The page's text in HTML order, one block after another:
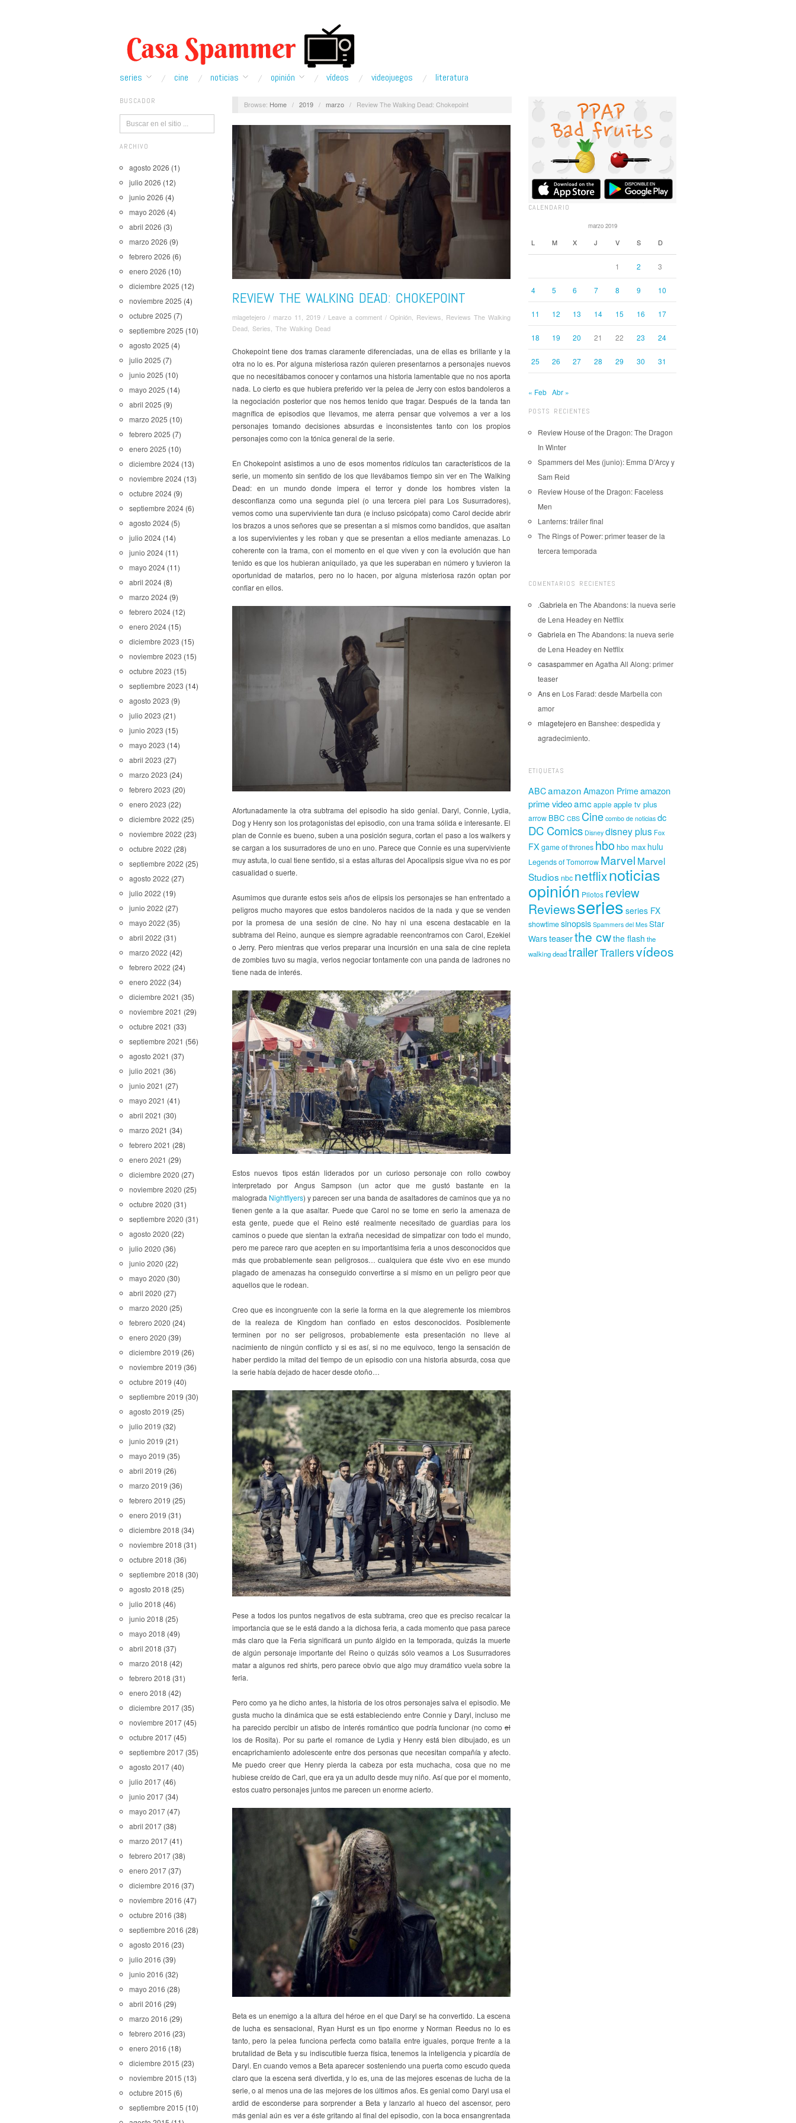
series cine noticias opinión ví­deos videojuegos literatura
BUSCADOR
ARCHIVO
agosto 2026 (1)
julio 2026 (12)
junio 2026 (4)
mayo 2026 (4)
abril 2026 (3)
marzo 2026 (9)
febrero 2026 (6)
enero 2026 (10)
diciembre 2025 (12)
noviembre 2025 (4)
octubre 2025 (7)
septiembre 2025 (10)
agosto 2025 (4)
julio 2025 (7)
junio 2025 (10)
mayo 2025 (14)
abril 2025 (9)
marzo 2025 (10)
febrero 2025 (7)
enero 2025 (10)
diciembre 2024 (13)
noviembre 2024 (13)
octubre 2024 (9)
septiembre 2024 (6)
agosto 2024 (5)
julio 2024 (14)
junio 2024 (11)
mayo 2024 (11)
abril 2024 (8)
marzo 2024 (9)
febrero 2024 (12)
enero 2024 (15)
diciembre 2023 (15)
noviembre 2023 (15)
octubre 2023 (15)
septiembre 2023 (14)
agosto 2023 (9)
julio 2023 (21)
junio 2023 (15)
mayo 2023 (14)
abril 2023 (27)
marzo 2023 (24)
febrero 2023 (20)
enero 2023 (22)
diciembre 2022 (25)
noviembre 2022 (23)
octubre 2022 (28)
septiembre 2022 (25)
agosto 2022 (27)
julio 2022 (19)
junio 2022 (27)
mayo 2022 (35)
abril 2022 (31)
marzo 2022 (42)
febrero 2022 (24)
enero 2022 (34)
diciembre 2021 (35)
noviembre 2021 (29)
octubre 2021 (33)
septiembre 2021 (56)
agosto 2021 (37)
julio 2021 (36)
junio 2021 (27)
mayo 2021 (41)
abril 2021 (30)
marzo 2021 (34)
febrero 2021 (28)
enero 2021 (29)
diciembre 2020 (27)
noviembre 2020 (25)
octubre 2020 (31)
septiembre 2020 (31)
agosto 2020 (22)
julio 2020 (36)
junio 2020 (22)
mayo 2020 (30)
abril 2020 (27)
marzo 2020 (25)
febrero 2020 (24)
enero 2020 (39)
diciembre 2019 (26)
noviembre 2019 (36)
octubre 2019 (40)
septiembre 2019 (30)
agosto 2019 (25)
julio 2019 (32)
junio 2019 (21)
mayo 2019 (35)
abril 2019 (26)
marzo 2019 (36)
febrero 2019 (25)
enero 2019 (31)
diciembre 2018 (34)
noviembre 2018 (31)
octubre 2018 (36)
septiembre 2018 (30)
agosto 2018 (25)
julio 2018 (46)
junio 2018 (25)
mayo 2018 (49)
abril 2018 (37)
marzo 2018 (42)
febrero 2018 (31)
enero 2018 (42)
diciembre 2017 (35)
noviembre 2017 (45)
octubre 2017 (45)
septiembre 2017 (35)
agosto 2017 (40)
julio 2017 (46)
junio 2017 (34)
mayo 2017 (47)
abril 2017 (38)
marzo 2017 (41)
febrero 2017 (38)
enero 2017 (37)
diciembre 2016 (37)
noviembre 2016 (47)
octubre 2016 (38)
septiembre 2016 (28)
agosto 2016 (23)
julio 2016 (39)
junio 2016 (32)
mayo 2016 (28)
abril 2016 (29)
marzo 2016 (29)
febrero 2016 (23)
enero 2016 (18)
diciembre 2015 (23)
noviembre 2015 (13)
octubre 2015 (6)
septiembre 2015 (10)
Browse: Home / 2019 / marzo / Review The Walking Dead: Chokepoint
REVIEW THE WALKING DEAD: CHOKEPOINT
mlagetejero / marzo 11, 2019 / Leave a comment / Opinión Reviews
Reviews The Walking
Dead Series The Walking Dead
Chokepoint tiene dos tramas claramente diferenciadas, una de ellas es brillante y la
otra no lo es. Por alguna misteriosa razón quieren presentarnos a personajes nuevos
que no necesitábamos conocer y contarnos una historia lamentable que no nos aporta
nada. Lo cierto es que hubiera preferido ver la pelea de Jerry con estos bandoleros a
la negociación posterior que nos hemos tenido que tragar. Después de la tanda tan
magnífica de episodios que llevamos, me aterra pensar que volvemos a ver a los
personajes tomando decisiones absurdas e inconsistentes tanto con los propios
personajes como con la tónica general de la serie.
En Chokepoint asistimos a uno de esos momentos ridículos tan característicos de la
serie, un momento sin sentido de los que llevábamos tiempo sin ver en The Walking
Dead: en un mundo donde impera el terror y donde los hombres visten la
desconfianza como una segunda piel (o una tercera piel para Los Susurradores),
vemos como una superviviente tan dura (e incluso psicópata) como Carol decide abrir
los brazos a unos señores que se presentan a si mismos como bandidos, que asaltan
a los supervivientes y les roban y que se presentan a ellos mediante amenazas. Lo
coherente con la trama, con el momento en el que viven y con la evolución que han
tenido es que los hubieran aniquilado, ya que les superaban en número y tuvieron la
oportunidad de matarlos, pero no lo hacen, por alguna misteriosa razón optan por
confiar en ellos.
Afortunadamente la otra subtrama del episodio ha sido genial. Daryl, Connie, Lydia,
Dog y Henry son los protagonistas del episodio, con una trama sólida e interesante. El
plan de Connie es bueno, suben a una posición segura, cortan el paso a los walkers y
se cargan a los susurradores de uno en uno. Parece que Connie es una superviviente
muy astuta, lo cual tiene sentido, si a estas alturas del Apocalipsis sigue viva no es por
casualidad o suerte.
Asumimos que durante estos seis años de elipsis los personajes se han enfrentado a
peligros mucho mayores que estos bandoleros nacidos de la nada y que se venden
por la promesa de una sesión de cine. No hay ni una escena destacable en la
subtrama del Reino, aunque es siempre agradable reencontrarnos con Carol, Ezekiel
o Jerry. Pero mientras que verlos preparar una incursión en una sala de cine repleta
de zombies tuvo su magia, verlos negociar tontamente con una panda de ladrones no
tiene nada de interés.
Estos nuevos tipos están liderados por un curioso personaje con rollo cowboy
interpretado por Angus Sampson (un actor que me gustó bastante en la
malograda Nightflyers) y parecen ser una banda de asaltadores de caminos que ya no
tienen gente a la que asaltar. Puede que Carol no se tome en serio la amenaza de
esta gente, puede que el Reino esté realmente necesitado de guardias para los
caminos o puede que sientan la extraña necesidad de simpatizar con todo el mundo,
pero me parece raro que acepten en su importantísima feria a unos desconocidos que
más que probablemente sean peligrosos… cualquiera que éste vivo en ese mundo
plagado de amenazas ha conseguido convertirse a si mismo en un peligro peor que
aquellos que le rodean.
Creo que es incongruente con la serie la forma en la que alegremente los miembros
de la realeza de Kingdom han confiado en estos desconocidos. Posiblemente
terminen por no ser peligrosos, probablemente esta presentación no lleve al
nacimiento de ningún conflicto y si es así, si no me equivoco, tengo la sensación de
haber perdido la mitad del tiempo de un episodio con una historia absurda, cosa que
la serie había dejado de hacer desde otoño…
Pese a todos los puntos negativos de esta subtrama, creo que es preciso recalcar la
importancia que se le está dando a la dichosa feria, a cada momento que pasa parece
más claro que la Feria significará un punto álgido en la temporada, quizás la muerte
de algún personaje importante del Reino o quizás sólo veamos a Los Susurradores
matar a algunos red shirts, pero parece obvio que algo muy dramático vuela sobre la
feria.
Pero como ya he dicho antes, la historia de los otros personajes salva el episodio. Me
gusta mucho la dinámica que se está estableciendo entre Connie y Daryl, incluso me
ha parecido percibir un atisbo de interés romántico que podría funcionar (no como el
los de Rosita). Por su parte el romance de Lydia y Henry está bien dibujado, es un
encaprichamiento adolescente entre dos personas que necesitan compañía y afecto.
Me puedo creer que Henry pierda la cabeza por esta muchacha, cosa que no me
hubiese creído de Carl, que era ya un adulto desde muy niño. Así que por el momento,
estos cuatro personajes juntos me parecen un enorme acierto.
Beta es un enemigo a la altura del héroe en el que Daryl se ha convertido. La escena
de lucha es sensacional, Ryan Hurst es un tipo enorme y Norman Reedus no lo es
tanto, pero la pelea funciona perfecta como batalla entre iguales, porque frente a la
brutalidad de Beta y su indiscutible fuerza física, tenemos la inteligencia y picardía de
Daryl. En cuando vemos a Beta aparecer sosteniendo una puerta como escudo queda
claro que la escena será divertida, y lo es, una de las mejores escenas de lucha de la
serie, o al menos una de las mejores de los últimos años. Es genial como Daryl usa el
ardid de esconderse para sorprender a Beta y lanzarlo al hueco del ascensor, pero
más genial aún es ver a éste gritando al final del episodio, con la boca ensangrentada
CALENDARIO
marzo 2019
L M X J V S D
1 2 3
4 5 6 7 8 9 10
11 12 13 14 15 16 17
18 19 20 21 22 23 24
25 26 27 28 29 30 31
« Feb Abr »
POSTS RECIENTES
Review House of the Dragon: The Dragon
In Winter
Spammers del Mes (junio): Emma D’Arcy y
Sam Reid
Review House of the Dragon: Faceless
Men
Lanterns: tráiler final
The Rings of Power: primer teaser de la
tercera temporada
COMENTARIOS RECIENTES
.Gabriela en The Abandons: la nueva serie
de Lena Headey en Netflix
Gabriela en The Abandons: la nueva serie
de Lena Headey en Netflix
casaspammeren Agatha All Along: primer
teaser
Ansen Los Farad: desde Marbella con
amor
mlagetejero en Banshee: despedida y
agradecimiento.
ETIQUETAS
ABCamazon Amazon Primeamazon
prime videoamcapple apple tv plus
arrow BBC CBS Cine combo de noticias dc
DC Comics Disney disney plus Fox
FX game of thrones hbo hbo max hulu
Legends of Tomorrow Marvel Marvel
Studios nbc netflixnoticias
opinión Pilotos review
Reviewsseries series FX
showtimesinopsis Spammers del Mes Star
Warsteaserthe cwthe flash the
walking deadtrailerTrailersvídeos